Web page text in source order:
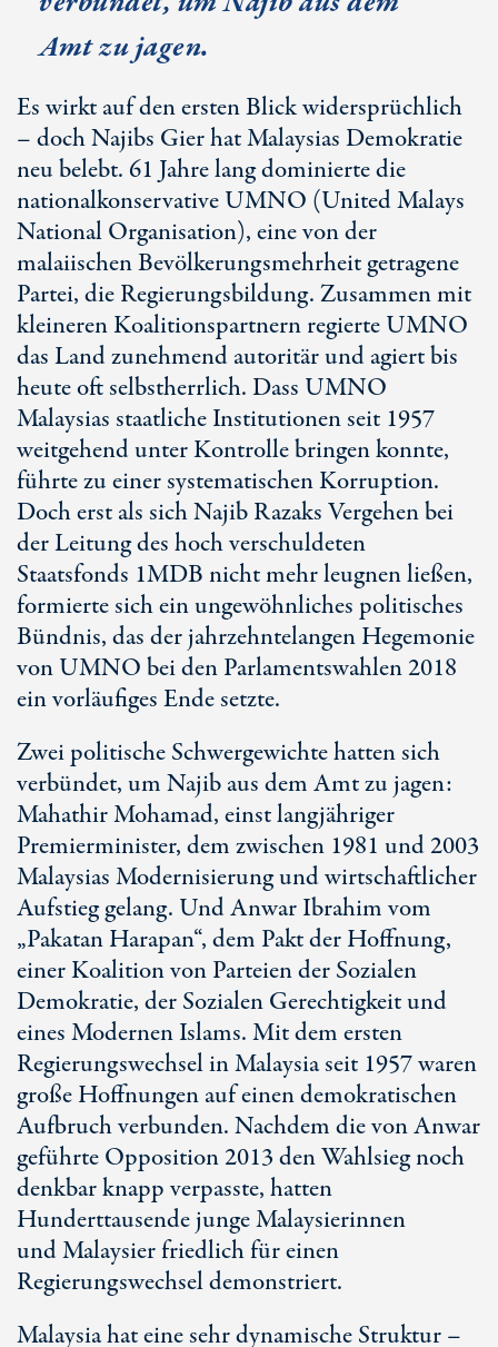
Amt zu jagen.
Es wirkt auf den ersten Blick widersprüchlich
– doch Najibs Gier hat Malaysias Demokratie
neu belebt. 61 Jahre lang dominierte die
nationalkonservative UMNO (United Malays
National Organisation), eine von der
malaiischen Bevölkerungsmehrheit getragene
Partei, die Regierungsbildung. Zusammen mit
kleineren Koalitionspartnern regierte UMNO
das Land zunehmend autoritär und agiert bis
heute oft selbstherrlich. Dass UMNO
Malaysias staatliche Institutionen seit 1957
weitgehend unter Kontrolle bringen konnte,
führte zu einer systematischen Korruption.
Doch erst als sich Najib Razaks Vergehen bei
der Leitung des hoch verschuldeten
Staatsfonds 1MDB nicht mehr leugnen ließen,
formierte sich ein ungewöhnliches politisches
Bündnis, das der jahrzehntelangen Hegemonie
von UMNO bei den Parlamentswahlen 2018
ein vorläufiges Ende setzte.
Zwei politische Schwergewichte hatten sich
verbündet, um Najib aus dem Amt zu jagen:
Mahathir Mohamad, einst langjähriger
Premierminister, dem zwischen 1981 und 2003
Malaysias Modernisierung und wirtschaftlicher
Aufstieg gelang. Und Anwar Ibrahim vom
„Pakatan Harapan“, dem Pakt der Hoffnung,
einer Koalition von Parteien der Sozialen
Demokratie, der Sozialen Gerechtigkeit und
eines Modernen Islams. Mit dem ersten
Regierungswechsel in Malaysia seit 1957 waren
große Hoffnungen auf einen demokratischen
Aufbruch verbunden. Nachdem die von Anwar
geführte Opposition 2013 den Wahlsieg noch
denkbar knapp verpasste, hatten
Hunderttausende junge Malaysierinnen
und Malaysier friedlich für einen
Regierungswechsel demonstriert.
Malaysia hat eine sehr dynamische Struktur –